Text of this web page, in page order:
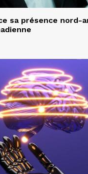
sa présence nord-